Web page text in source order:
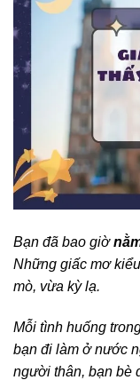
Bạn đã bao giờ
Những giấc mơ
mò, vừa kỳ lạ.
Mỗi tình huống
bạn đi làm ở nước
người thân, bạn bè